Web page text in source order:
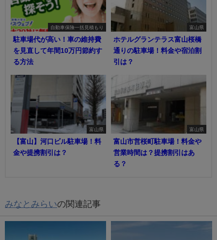
自動車保険一括見積もり
駐車場代が高い！車の維持費
を見直して年間10万円節約す
る方法
富山県
ホテルグランテラス富山桜橋
通りの駐車場！料金や宿泊割
引は？
富山県
【富山】河口ビル駐車場！料
金や提携割引は？
富山県
富山市営桜町駐車場！料金や
営業時間は？提携割引はあ
る？
みなとみらいの関連記事